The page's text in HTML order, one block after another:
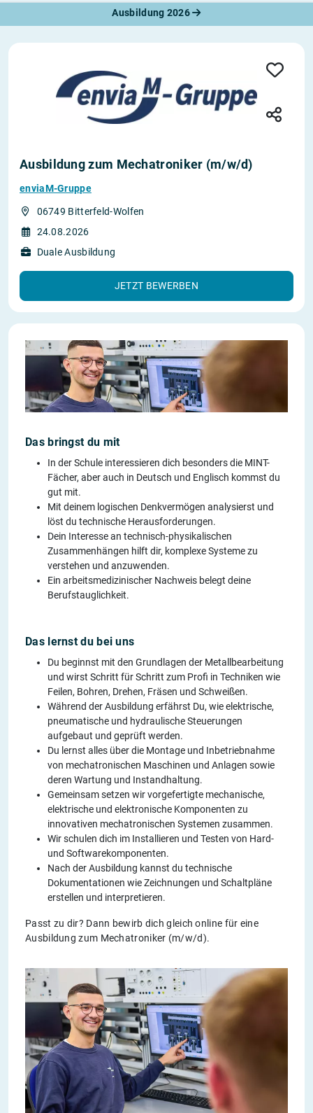
Ausbildung 2026
Ausbildung zum Mechatroniker (m/w/d)
enviaM-Gruppe
06749 Bitterfeld-Wolfen
24.08.2026
Duale Ausbildung
JETZT BEWERBEN
Das bringst du mit
In der Schule interessieren dich besonders die MINT-
Fächer, aber auch in Deutsch und Englisch kommst du
gut mit.
Mit deinem logischen Denkvermögen analysierst und
löst du technische Herausforderungen.
Dein Interesse an technisch-physikalischen
Zusammenhängen hilft dir, komplexe Systeme zu
verstehen und anzuwenden.
Ein arbeitsmedizinischer Nachweis belegt deine
Berufstauglichkeit.
Das lernst du bei uns
Du beginnst mit den Grundlagen der Metallbearbeitung
und wirst Schritt für Schritt zum Profi in Techniken wie
Feilen, Bohren, Drehen, Fräsen und Schweißen.
Während der Ausbildung erfährst Du, wie elektrische,
pneumatische und hydraulische Steuerungen
aufgebaut und geprüft werden.
Du lernst alles über die Montage und Inbetriebnahme
von mechatronischen Maschinen und Anlagen sowie
deren Wartung und Instandhaltung.
Gemeinsam setzen wir vorgefertigte mechanische,
elektrische und elektronische Komponenten zu
innovativen mechatronischen Systemen zusammen.
Wir schulen dich im Installieren und Testen von Hard-
und Softwarekomponenten.
Nach der Ausbildung kannst du technische
Dokumentationen wie Zeichnungen und Schaltpläne
erstellen und interpretieren.
Passt zu dir? Dann bewirb dich gleich online für eine
Ausbildung zum Mechatroniker (m/w/d).